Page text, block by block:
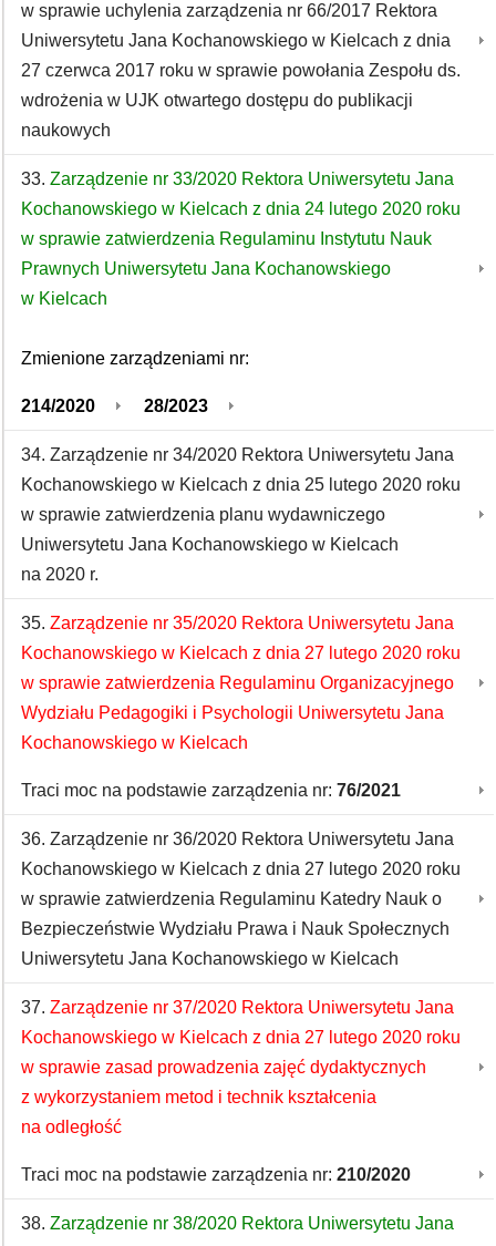
w sprawie uchylenia zarządzenia nr 66/2017 Rektora
Uniwersytetu Jana Kochanowskiego w Kielcach z dnia
27 czerwca 2017 roku w sprawie powołania Zespołu ds.
wdrożenia w UJK otwartego dostępu do publikacji
naukowych
33. Zarządzenie nr 33/2020 Rektora Uniwersytetu Jana
Kochanowskiego w Kielcach z dnia 24 lutego 2020 roku
w sprawie zatwierdzenia Regulaminu Instytutu Nauk
Prawnych Uniwersytetu Jana Kochanowskiego
w Kielcach
Zmienione zarządzeniami nr:
214/2020 28/2023
34. Zarządzenie nr 34/2020 Rektora Uniwersytetu Jana
Kochanowskiego w Kielcach z dnia 25 lutego 2020 roku
w sprawie zatwierdzenia planu wydawniczego
Uniwersytetu Jana Kochanowskiego w Kielcach
na 2020 r.
35. Zarządzenie nr 35/2020 Rektora Uniwersytetu Jana
Kochanowskiego w Kielcach z dnia 27 lutego 2020 roku
w sprawie zatwierdzenia Regulaminu Organizacyjnego
Wydziału Pedagogiki i Psychologii Uniwersytetu Jana
Kochanowskiego w Kielcach
Traci moc na podstawie zarządzenia nr: 76/2021
36. Zarządzenie nr 36/2020 Rektora Uniwersytetu Jana
Kochanowskiego w Kielcach z dnia 27 lutego 2020 roku
w sprawie zatwierdzenia Regulaminu Katedry Nauk o
Bezpieczeństwie Wydziału Prawa i Nauk Społecznych
Uniwersytetu Jana Kochanowskiego w Kielcach
37. Zarządzenie nr 37/2020 Rektora Uniwersytetu Jana
Kochanowskiego w Kielcach z dnia 27 lutego 2020 roku
w sprawie zasad prowadzenia zajęć dydaktycznych
z wykorzystaniem metod i technik kształcenia
na odległość
Traci moc na podstawie zarządzenia nr: 210/2020
38. Zarządzenie nr 38/2020 Rektora Uniwersytetu Jana